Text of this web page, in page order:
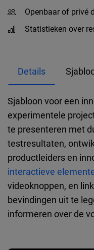
Openbaar of privé
Statistieken over
Details
Sjabloon voor een
experimentele
te presenteren met
testresultaten,
productleiders en
interactieve
videoknoppen, en
bevindingen uit te
informeren over de